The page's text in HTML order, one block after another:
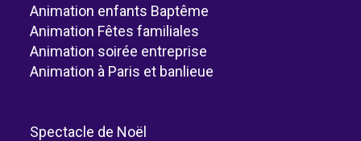
Animation enfants Baptême
Animation Fêtes familiales
Animation soirée entreprise
Animation à Paris et banlieue
Spectacle de Noël